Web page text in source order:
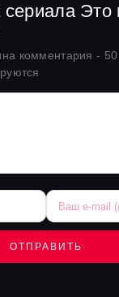
сериала Это
комментария - 50
ОТПРАВИТЬ